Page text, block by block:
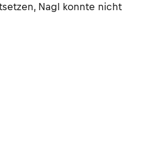
Nagl konnte nicht